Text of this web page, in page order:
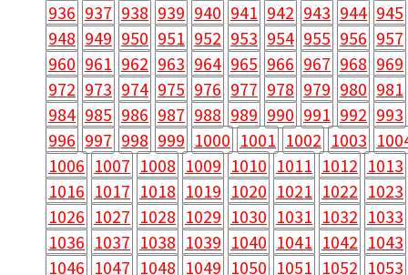
936 937 938 939 940 941 942 943 944 945
948 949 950 951 952 953 954 955 956 957
960 961 962 963 964 965 966 967 968 969
972 973 974 975 976 977 978 979 980 981
984 985 986 987 988 989 990 991 992 993
996 997 998 999 1000 1001 1002 1003
1006 1007 1008 1009 1010 1011 1012 1013
1016 1017 1018 1019 1020 1021 1022 1023
1026 1027 1028 1029 1030 1031 1032 1033
1036 1037 1038 1039 1040 1041 1042 1043
1046 1047 1048 1049 1050 1051 1052 1053